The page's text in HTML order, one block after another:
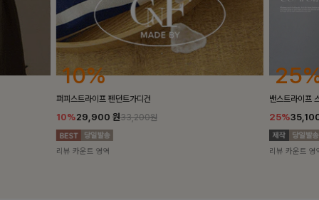
25%
밴스트라이프 스트링원피스
25%35,100 원46,800원
리뷰 카운트 영역
10%
[5천장돌파/
10%
리뷰 카운트 영